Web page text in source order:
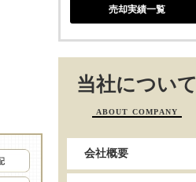
売却実績一覧
当社について
ABOUT COMPANY
会社概要